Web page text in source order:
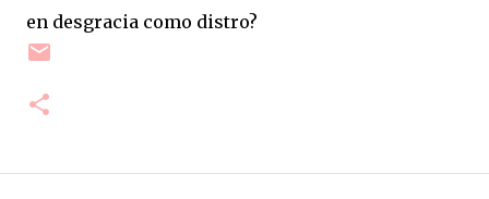
en desgracia como distro?